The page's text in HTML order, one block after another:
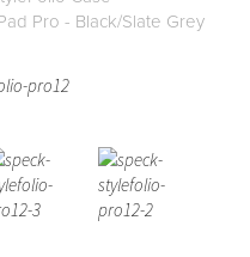
Pro - Black/Slate Grey